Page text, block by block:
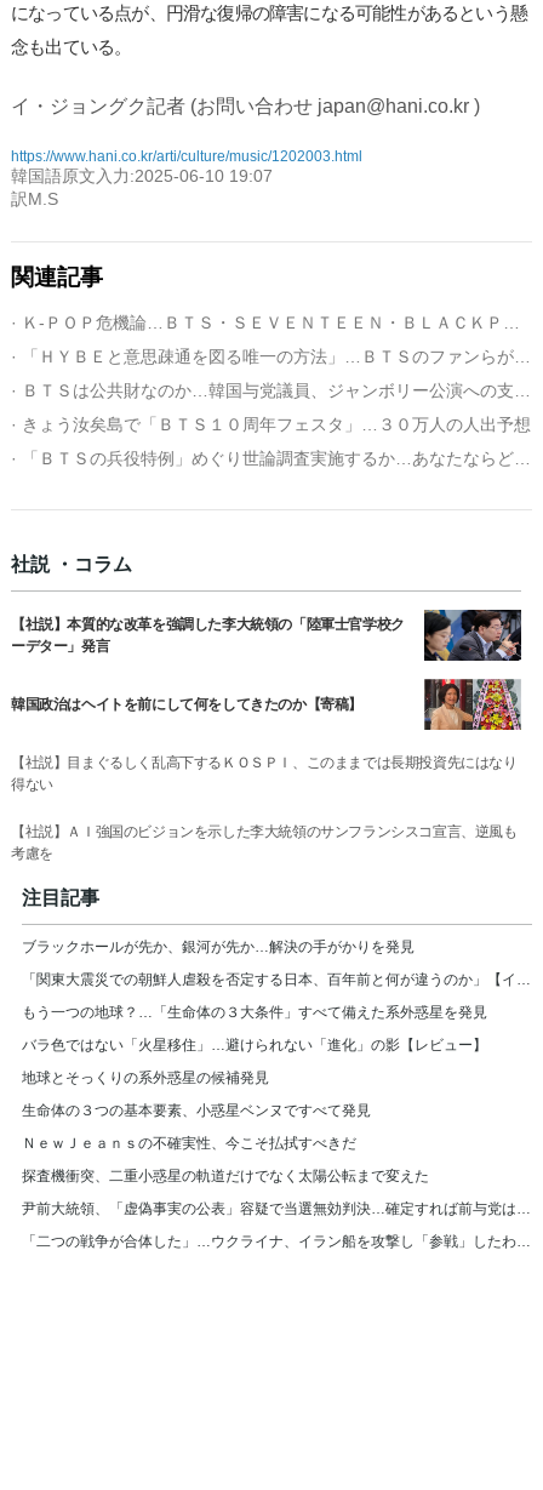
になっている点が、円滑な復帰の障害になる可能性があるという懸
念も出ている。
イ・ジョングク記者 (お問い合わせ japan@hani.co.kr )
https://www.hani.co.kr/arti/culture/music/1202003.html
韓国語原文入力:2025-06-10 19:07
訳M.S
関連記事
· 「ＨＹＢＥと意思疎通を図る唯一の方法」…ＢＴＳのファンらが少数株主運動へ
· きょう汝矣島で「ＢＴＳ１０周年フェスタ」…３０万人の人出予想
· 「ＢＴＳの兵役特例」めぐり世論調査実施するか…あなたならどう答える？
社説 ・コラム
【社説】本質的な改革を強調した李大統領の「陸軍士官学校ク
ーデター」発言
韓国政治はヘイトを前にして何をしてきたのか【寄稿】
【社説】目まぐるしく乱高下するＫＯＳＰＩ、このままでは長期投資先にはなり
得ない
【社説】ＡＩ強国のビジョンを示した李大統領のサンフランシスコ宣言、逆風も
考慮を
注目記事
ブラックホールが先か、銀河が先か…解決の手がかりを発見
もう一つの地球？…「生命体の３大条件」すべて備えた系外惑星を発見
バラ色ではない「火星移住」…避けられない「進化」の影【レビュー】
地球とそっくりの系外惑星の候補発見
生命体の３つの基本要素、小惑星ベンヌですべて発見
ＮｅｗＪｅａｎｓの不確実性、今こそ払拭すべきだ
探査機衝突、二重小惑星の軌道だけでなく太陽公転まで変えた
「二つの戦争が合体した」…ウクライナ、イラン船を攻撃し「参戦」したわけは